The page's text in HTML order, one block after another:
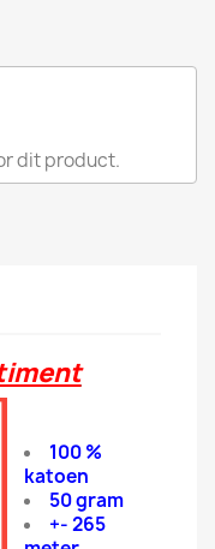
dit product.
100 %
katoen
50 gram
+- 265